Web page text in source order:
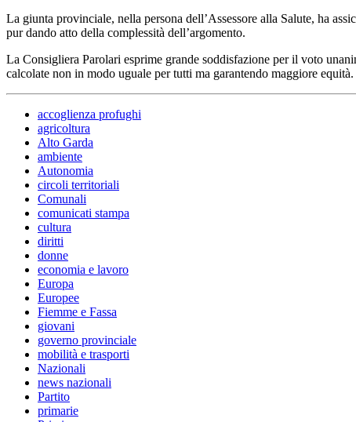
La giunta provinciale, nella persona dell’Assessore alla Salute, ha
pur dando atto della complessità dell’argomento.
La Consigliera Parolari esprime grande soddisfazione per il voto
calcolate non in modo uguale per tutti ma garantendo maggiore equità.
accoglienza profughi
agricoltura
Alto Garda
ambiente
Autonomia
circoli territoriali
Comunali
comunicati stampa
cultura
diritti
donne
economia e lavoro
Europa
Europee
Fiemme e Fassa
giovani
governo provinciale
mobilità e trasporti
Nazionali
news nazionali
Partito
primarie